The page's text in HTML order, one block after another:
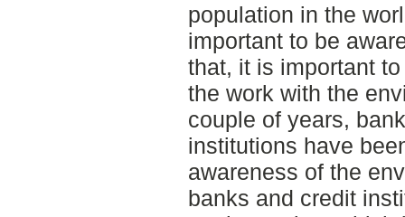
population in the
important to be
that, it is important
the work with the
couple of years,
institutions have
awareness of the
banks and credit